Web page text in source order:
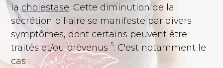
la cholestase. Cette diminution de la
sécrétion biliaire se manifeste par divers
symptômes, dont certains peuvent être
traités et/ou prévenus5. C'est notamment le
cas :